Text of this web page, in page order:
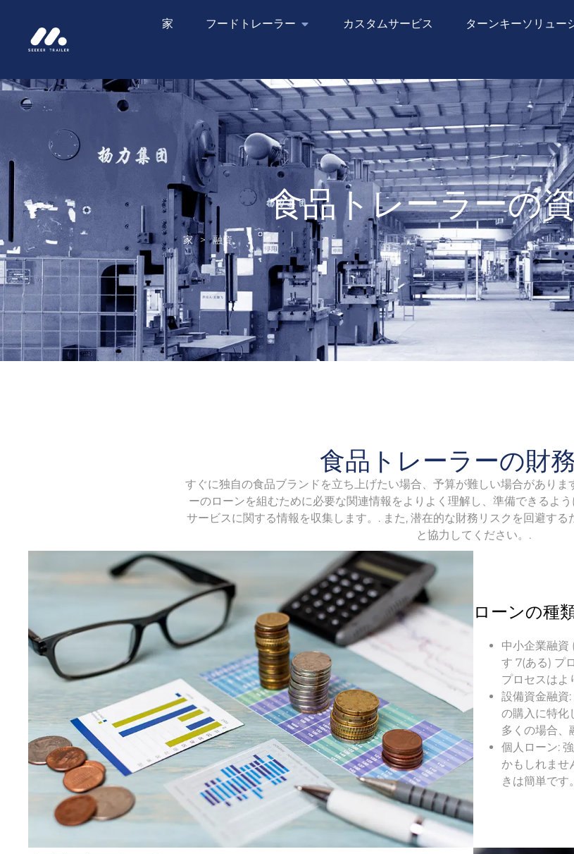
家 フードトレーラー カスタムサービス ターンキーソリュー
食品トレーラーの
家 > 融資
食品トレーラーの財
すぐに独自の食品ブランドを立ち上げたい場合、予算が難しい場合がありま
ーのローンを組むために必要な関連情報をよりよく理解し、準備できるよ
サービスに関する情報を収集します。. また, 潜在的な財務リスクを回避す
と協力してください。.
ローンの種
中小企業融資
す 7(ある) プ
プロセスはよ
設備資金融資
の購入に特化
多くの場合、
個人ローン:
かもしれませ
きは簡単です